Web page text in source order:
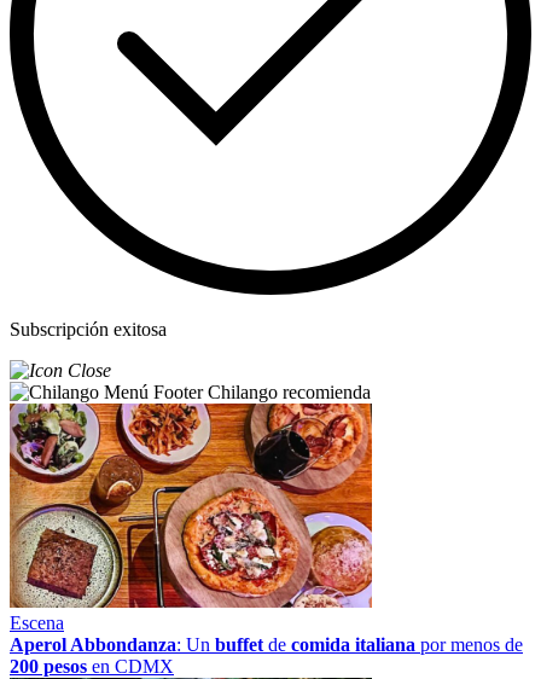
Subscripción exitosa
Chilango recomienda
Escena
Aperol Abbondanza: Un buffet de comida italiana por menos de
200 pesos en CDMX